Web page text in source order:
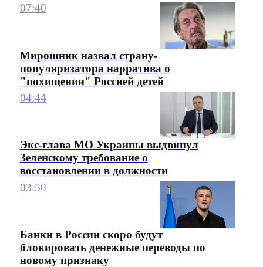
07:40
Мирошник назвал страну-
популяризатора нарратива о
"похищении" Россией детей
04:44
Экс-глава МО Украины выдвинул
Зеленскому требование о
восстановлении в должности
03:50
Банки в России скоро будут
блокировать денежные переводы по
новому признаку